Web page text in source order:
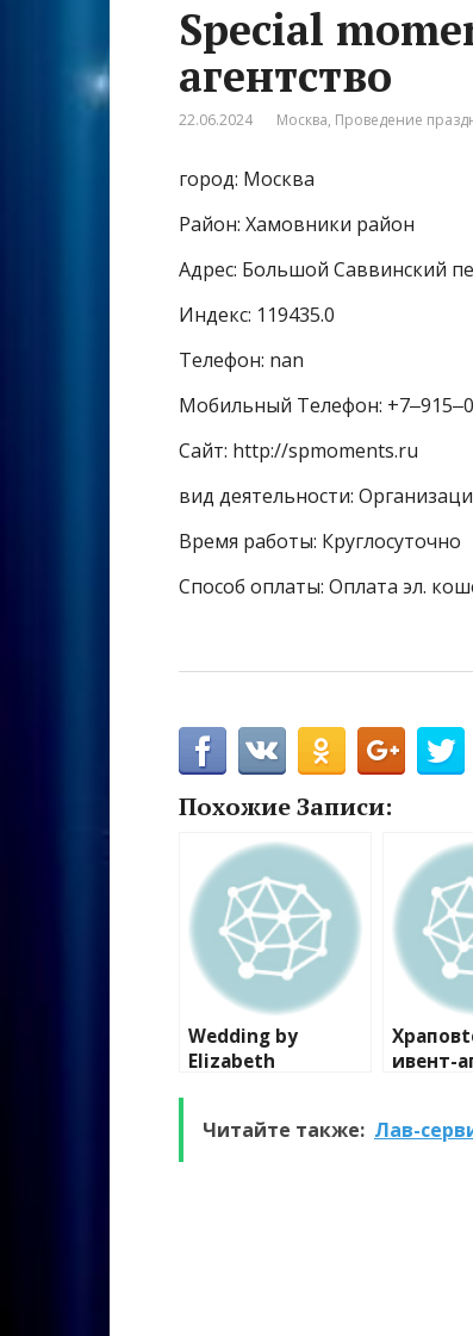
Special
агентство
22.06.2024 Москва, Проведение
город: Москва
Район: Хамовники район
Адрес: Большой Саввинский
Индекс: 119435.0
Телефон: nan
Мобильный Телефон:
Сайт: http://spmoments.ru
вид деятельности:
Время работы: Круглосуточно
Способ оплаты: Оплата эл.
Похожие Записи:
Wedding by
Elizabeth
ивент-
Читайте также: Лав-